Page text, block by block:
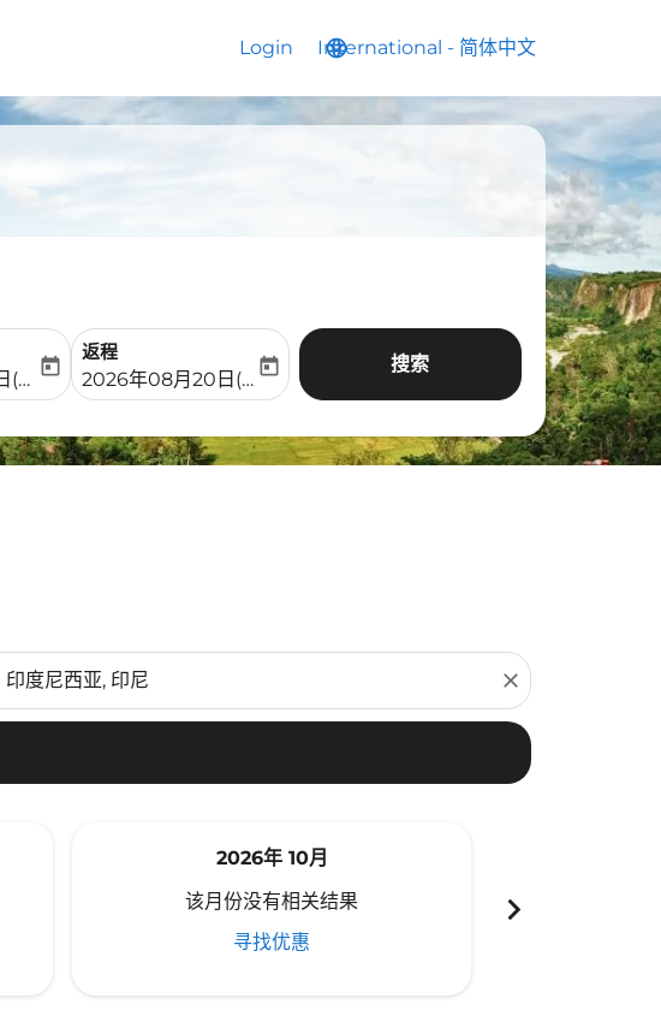
Login language
International - 简体中文
keyboard_arrow_down
date-aria-label
(周四)
today
返程
fc-booking-return-date-aria-label
2026年08月20日(周四)
today 搜索
close
2026年 10月
该月份没有相关结果
寻找优惠
chevron_right